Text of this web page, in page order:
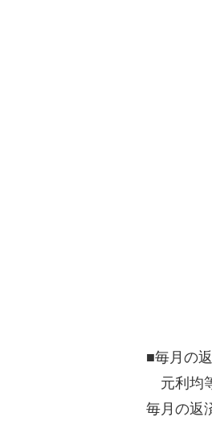
■毎月の
元利均
毎月の返